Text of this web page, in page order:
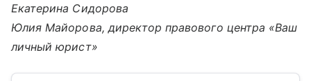
Екатерина Сидорова
Юлия Майорова, директор правового центра «Ваш
личный юрист»